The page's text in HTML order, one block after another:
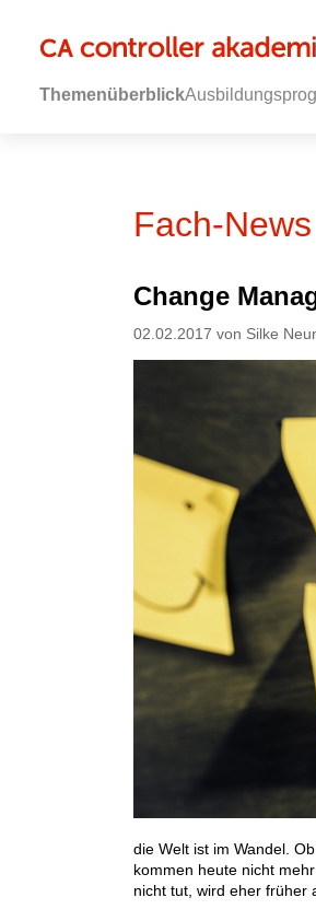
Themenüberblick
Fach-News
Change
02.02.2017 von Silke
die Welt ist im Wandel.
kommen heute nicht
nicht tut, wird eher früher